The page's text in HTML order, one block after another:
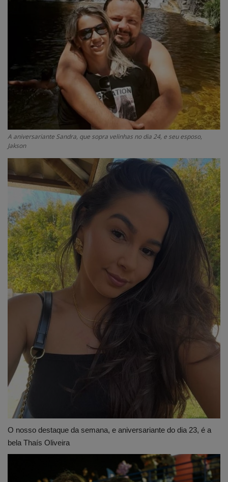
Edições em PDF
A aniversariante Sandra, que sopra velinhas no dia 24, e seu esposo,
Jakson
O nosso destaque da semana, e aniversariante do dia 23, é a
bela Thaís Oliveira